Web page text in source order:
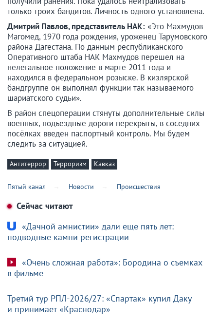
только троих бандитов. Личность одного установлена.
Дмитрий Павлов, представитель НАК: «Это Махмудов
Магомед, 1970 года рождения, уроженец Тарумовского
района Дагестана. По данным республиканского
Оперативного штаба НАК Махмудов перешел на
нелегальное положение в марте 2011 года и
находился в федеральном розыске. В кизлярской
бандгруппе он выполнял функции так называемого
шариатского судьи».
В район спецоперации стянуты дополнительные силы
военных, подъездные дороги перекрыты, в соседних
посёлках введен паспортный контроль. Мы будем
следить за ситуацией.
Антитеррор Терроризм Кавказ
Пятый канал Новости Происшествия
Сейчас читают
«Дачной амнистии» дали еще пять лет:
подводные камни регистрации
«Очень сложная работа»: Бородина о съемках
в фильме
Третий тур РПЛ-2026/27: «Спартак» купил Даку
и принимает «Краснодар»